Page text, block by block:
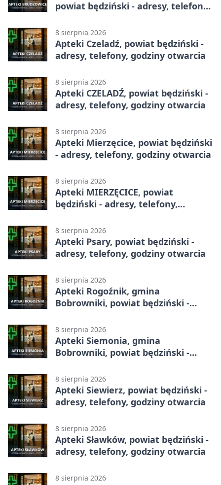
powiat będziński - adresy, telefony,
8 sierpnia 2026
Apteki Czeladź, powiat będziński -
adresy, telefony, godziny otwarcia
8 sierpnia 2026
Apteki CZELADŹ, powiat będziński -
adresy, telefony, godziny otwarcia
8 sierpnia 2026
Apteki Mierzęcice, powiat będziński
- adresy, telefony, godziny otwarcia
8 sierpnia 2026
Apteki MIERZĘCICE, powiat
będziński - adresy, telefony,
8 sierpnia 2026
Apteki Psary, powiat będziński -
adresy, telefony, godziny otwarcia
8 sierpnia 2026
Apteki Rogoźnik, gmina
Bobrowniki, powiat będziński -
8 sierpnia 2026
Apteki Siemonia, gmina
Bobrowniki, powiat będziński -
8 sierpnia 2026
Apteki Siewierz, powiat będziński -
adresy, telefony, godziny otwarcia
8 sierpnia 2026
Apteki Sławków, powiat będziński -
adresy, telefony, godziny otwarcia
8 sierpnia 2026